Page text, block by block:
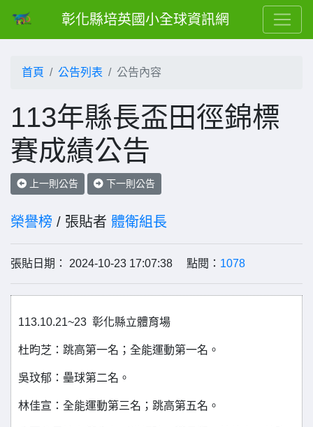
彰化縣培英國小全球資訊網
首頁 公告列表 公告內容
113年縣長盃田徑錦標
賽成績公告
上一則公告 下一則公告
榮譽榜 / 張貼者 體衛組長
張貼日期： 2024-10-23 17:07:38 點閱： 1078
113.10.21~23 彰化縣立體育場
杜昀芝：跳高第一名；全能運動第一名。
吳玟郁：壘球第二名。
林佳宣：全能運動第三名；跳高第五名。